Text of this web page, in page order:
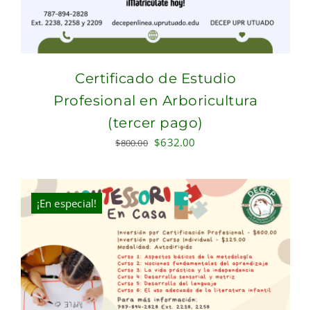
Certificado de Estudio
Profesional en Arboricultura
(tercer pago)
$800.00 Original
was:
$800.00.
$632.00
is:
$632.00.
¡En especial!